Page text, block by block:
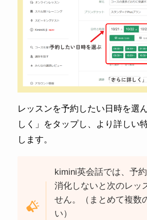
レッスンを予約したい日時を選
しく」をタップし、より詳しい
します。
kimini英会話では、予
消化しないと次のレッ
せん。（まとめて複数
い）